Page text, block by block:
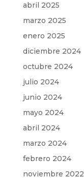
abril 2025
marzo 2025
enero 2025
diciembre 2024
octubre 2024
julio 2024
junio 2024
mayo 2024
abril 2024
marzo 2024
febrero 2024
noviembre 2022